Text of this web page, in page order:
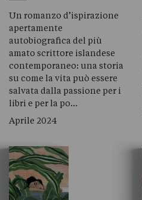
Un romanzo d’ispirazione
apertamente
autobiografica del più
amato scrittore islandese
contemporaneo: una storia
su come la vita può essere
salvata dalla passione per i
libri e per la po…
Aprile 2024